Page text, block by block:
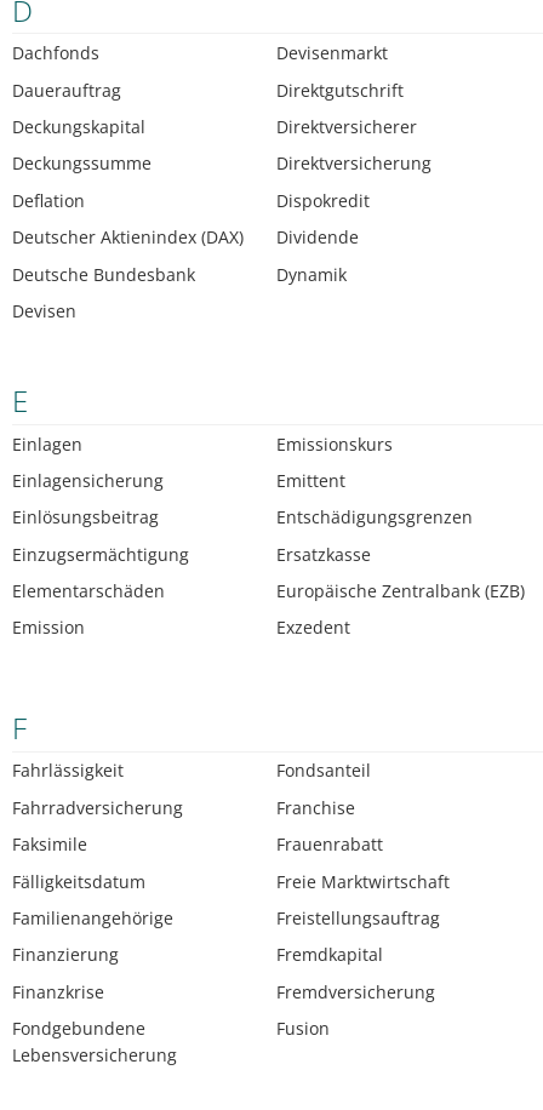
D
Dachfonds
Dauerauftrag
Deckungskapital
Deckungssumme
Deflation
Deutscher Aktienindex (DAX)
Deutsche Bundesbank
Devisen
Devisenmarkt
Direktgutschrift
Direktversicherer
Direktversicherung
Dispokredit
Dividende
Dynamik
E
Einlagen
Einlagensicherung
Einlösungsbeitrag
Einzugsermächtigung
Elementarschäden
Emission
Emissionskurs
Emittent
Entschädigungsgrenzen
Ersatzkasse
Europäische Zentralbank (EZB)
Exzedent
F
Fahrlässigkeit
Fahrradversicherung
Faksimile
Fälligkeitsdatum
Familienangehörige
Finanzierung
Finanzkrise
Fondgebundene
Lebensversicherung
Fondsanteil
Franchise
Frauenrabatt
Freie Marktwirtschaft
Freistellungsauftrag
Fremdkapital
Fremdversicherung
Fusion